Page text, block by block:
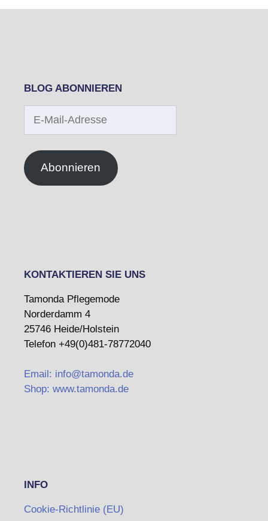
BLOG ABONNIEREN
Abonnieren
KONTAKTIEREN SIE UNS
Tamonda Pflegemode
Norderdamm 4
25746 Heide/Holstein
Telefon +49(0)481-78772040
Email: info@tamonda.de
Shop: www.tamonda.de
INFO
Cookie-Richtlinie (EU)